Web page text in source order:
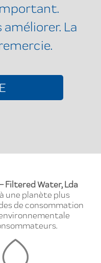
La
Filtered Water, Lda
une planète plus
de consommation